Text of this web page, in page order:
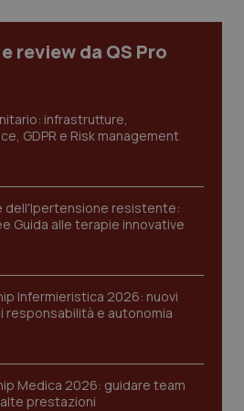
review da QS Pro
infrastrutture,
GDPR e Risk management
dell'Ipertensione resistente:
Guida alle terapie innovative
Infermieristica 2026: nuovi
responsabilità e autonomia
Medica 2026: guidare team
prestazioni